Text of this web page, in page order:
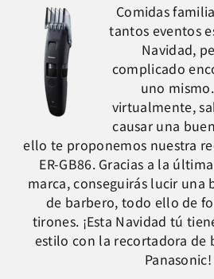
Comidas
tantos eventos
Navidad,
complicado
uno
virtualmente,
causar una
ello te proponemos nuestra
ER-GB86. Gracias a la
marca, conseguirás lucir una
de barbero, todo ello de
tirones. ¡Esta Navidad tú
estilo con la recortadora de
Panasonic!